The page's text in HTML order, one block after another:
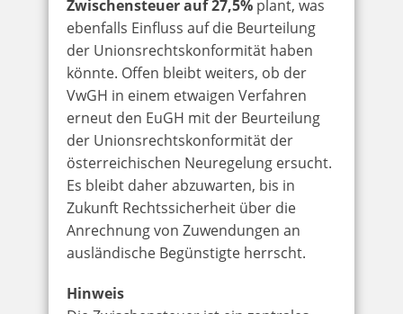
Zwischensteuer auf 27,5% plant, was
ebenfalls Einfluss auf die Beurteilung
der Unionsrechtskonformität haben
könnte. Offen bleibt weiters, ob der
VwGH in einem etwaigen Verfahren
erneut den EuGH mit der Beurteilung
der Unionsrechtskonformität der
österreichischen Neuregelung ersucht.
Es bleibt daher abzuwarten, bis in
Zukunft Rechtssicherheit über die
Anrechnung von Zuwendungen an
ausländische Begünstigte herrscht.
Hinweis